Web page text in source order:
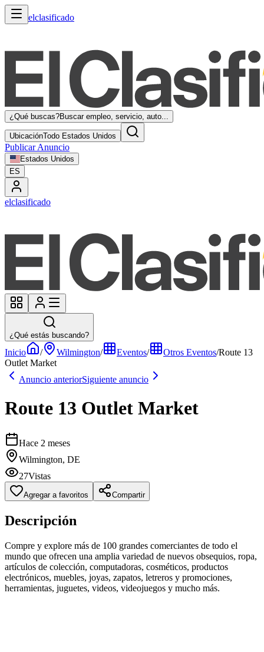
elclasificado
¿Qué buscas?Buscar empleo, servicio, auto...
UbicaciónTodo Estados Unidos
Publicar Anuncio
Estados Unidos
ES
elclasificado
¿Qué estás buscando?
Inicio / Wilmington/ Eventos/ Otros Eventos/Route 13
Outlet Market
Anuncio anteriorSiguiente anuncio
Route 13 Outlet Market
Hace 2 meses
Wilmington, DE
27Vistas
Agregar a favoritos Compartir
Descripción
Compre y explore más de 100 grandes comerciantes de todo el
mundo que ofrecen una amplia variedad de nuevos obsequios, ropa,
artículos de colección, computadoras, cosméticos, productos
electrónicos, muebles, joyas, zapatos, letreros y promociones,
herramientas, juguetes, videos, videojuegos y mucho más.